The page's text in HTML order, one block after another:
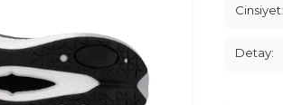
Cinsiyet:
Detay: